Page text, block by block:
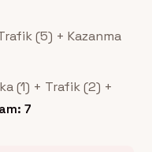
(5) + Kazanma
(1) + Trafik (2) +
7